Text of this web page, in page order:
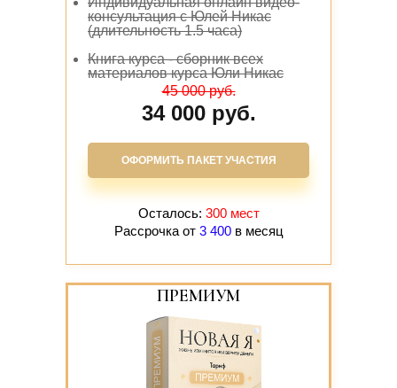
34 000 руб.
45 000 руб.
Рассрочка от 3 400в месяц
консультация с Юлей Никас
(длительность 1.5 часа)
Книга курса - сборник всех
материалов курса Юли Никас
ОФОРМИТЬ ПАКЕТ УЧАСТИЯ
Осталось: 300 мест
ПРЕМИУМ